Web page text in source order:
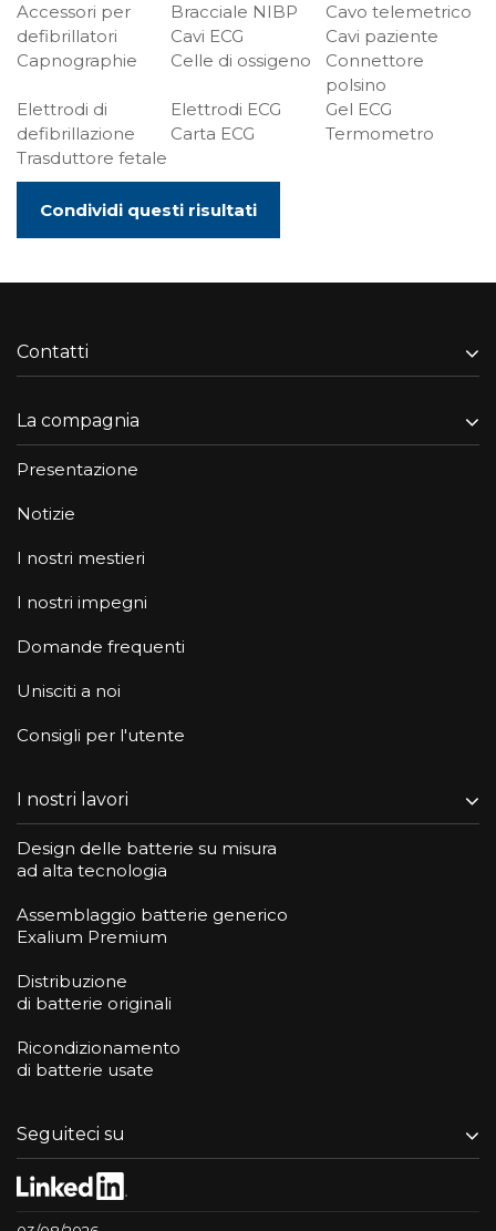
Accessori per
defibrillatori
Bracciale NIBP
Cavo telemetrico
Cavi ECG
Cavi paziente
Capnographie
Celle di ossigeno
Connettore
polsino
Elettrodi di
defibrillazione
Elettrodi ECG
Gel ECG
Carta ECG
Termometro
Trasduttore fetale
Condividi questi risultati
Contatti
La compagnia
Presentazione
Notizie
I nostri mestieri
I nostri impegni
Domande frequenti
Unisciti a noi
Consigli per l'utente
I nostri lavori
Design delle batterie su misura
ad alta tecnologia
Assemblaggio batterie generico
Exalium Premium
Distribuzione
di batterie originali
Ricondizionamento
di batterie usate
Seguiteci su